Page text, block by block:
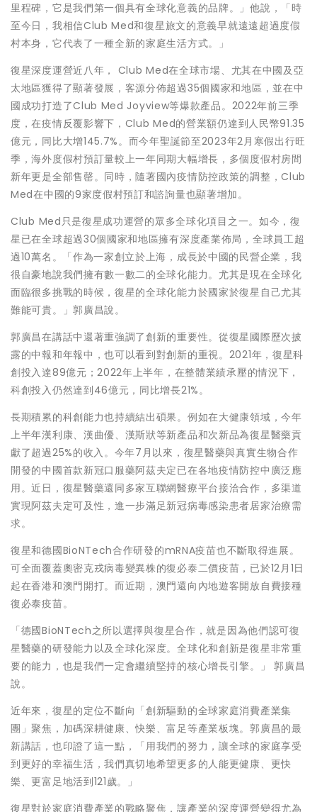
里程碑，它是我們第一個具有全球化意義的品牌。」他說，「時
至今日，我相信Club Med和復星旅文的意義早就遠遠超過度假
村本身，它代表了一種全新的家庭生活方式。」
復星深度運營近八年， Club Med在全球市場、尤其在中國及亞
太地區獲得了顯著發展，客源分佈超過35個國家和地區，並在中
國成功打造了Club Med Joyview等爆款產品。2022年前三季
度，在疫情反覆影響下，Club Med的營業額仍達到人民幣91.35
億元，同比大增145.7%。而今年聖誕節至2023年2月寒假出行旺
季，海外度假村預訂量較上一年同期大幅增長，多個度假村房間
新年更是全部售罄。同時，隨著國內疫情防控政策的調整，Club
Med在中國的9家度假村預訂和諮詢量也顯著增加。
Club Med只是復星成功運營的眾多全球化項目之一。如今，復
星已在全球超過30個國家和地區擁有深度產業佈局，全球員工超
過10萬名。「作為一家創立於上海，成長於中國的民營企業，我
很自豪地說我們擁有數一數二的全球化能力。尤其是現在全球化
面臨很多挑戰的時候，復星的全球化能力於國家於復星自己尤其
難能可貴。」郭廣昌說。
郭廣昌在講話中還著重強調了創新的重要性。從復星國際歷次披
露的中報和年報中，也可以看到對創新的重視。2021年，復星科
創投入達89億元；2022年上半年，在整體業績承壓的情況下，
科創投入仍然達到46億元，同比增長21%。
長期積累的科創能力也持續結出碩果。例如在大健康領域，今年
上半年漢利康、漢曲優、漢斯狀等新產品和次新品為復星醫藥貢
獻了超過25%的收入。今年7月以來，復星醫藥與真實生物合作
開發的中國首款新冠口服藥阿茲夫定已在各地疫情防控中廣泛應
用。近日，復星醫藥還同多家互聯網醫療平台接洽合作，多渠道
實現阿茲夫定可及性，進一步滿足新冠病毒感染患者居家治療需
求。
復星和德國BioNTech合作研發的mRNA疫苗也不斷取得進展。
可全面覆蓋奧密克戎病毒變異株的復必泰二價疫苗，已於12月1日
起在香港和澳門開打。而近期，澳門還向內地遊客開放自費接種
復必泰疫苗。
「德國BioNTech之所以選擇與復星合作，就是因為他們認可復
星醫藥的研發能力以及全球化深度。全球化和創新是復星非常重
要的能力，也是我們一定會繼續堅持的核心增長引擎。」 郭廣昌
說。
近年來，復星的定位不斷向「創新驅動的全球家庭消費產業集
團」聚焦，加碼深耕健康、快樂、富足等產業板塊。郭廣昌的最
新講話，也印證了這一點，「用我們的努力，讓全球的家庭享受
到更好的幸福生活，我們真切地希望更多的人能更健康、更快
樂、更富足地活到121歲。」
復星對於家庭消費產業的戰略聚焦，讓產業的深度運營變得尤為